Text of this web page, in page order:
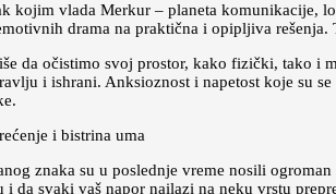
kojim vlada Merkur – planeta komunikacije,
drama na praktična i opipljiva
da očistimo svoj prostor, kako fizički, tako i
i ishrani. Anksioznost i napetost koje su
i bistrina uma
znaka su u poslednje vreme nosili
i da svaki vaš napor nailazi na neku vrstu